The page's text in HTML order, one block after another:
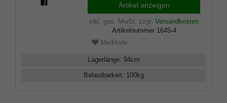
Artikel anzeigen
inkl. ges. MwSt. zzgl. Versandkosten
Artikelnummer 1645-4
Merkliste
Lagerlänge: 94cm
Belastbarkeit: 100kg